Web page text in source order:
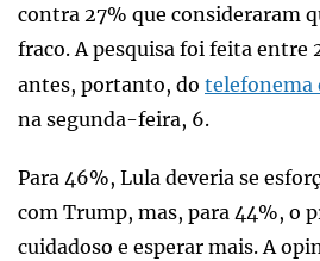
contra 27% que consideraram
fraco. A pesquisa foi feita entre
antes, portanto, do telefonema
na segunda-feira, 6.
Para 46%, Lula deveria se
com Trump, mas, para 44%, o
cuidadoso e esperar mais. A